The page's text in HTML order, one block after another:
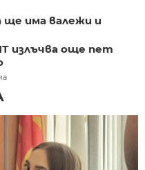
ще има валежи и
излъчва още пет